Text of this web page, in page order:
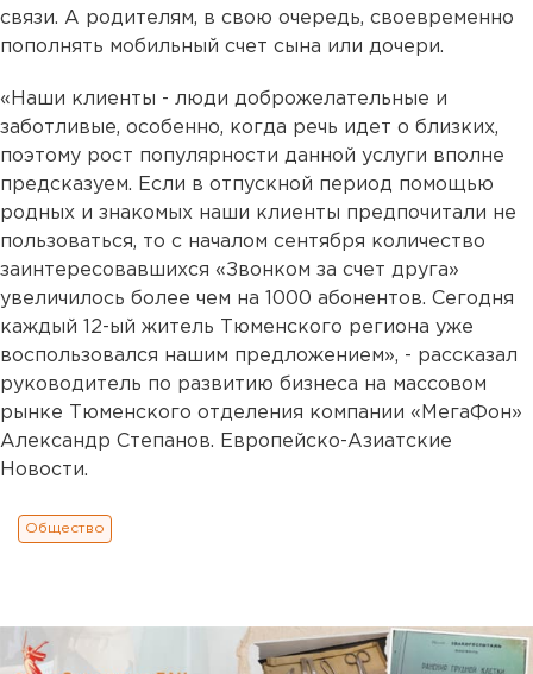
связи. А родителям, в свою очередь, своевременно
пополнять мобильный счет сына или дочери.
«Наши клиенты - люди доброжелательные и
заботливые, особенно, когда речь идет о близких,
поэтому рост популярности данной услуги вполне
предсказуем. Если в отпускной период помощью
родных и знакомых наши клиенты предпочитали не
пользоваться, то с началом сентября количество
заинтересовавшихся «Звонком за счет друга»
увеличилось более чем на 1000 абонентов. Сегодня
каждый 12-ый житель Тюменского региона уже
воспользовался нашим предложением», - рассказал
руководитель по развитию бизнеса на массовом
рынке Тюменского отделения компании «МегаФон»
Александр Степанов. Европейско-Азиатские
Новости.
Общество